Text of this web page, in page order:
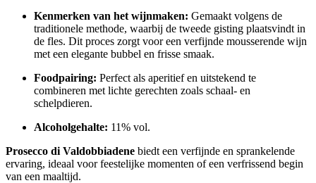
Kenmerken van het wijnmaken: Gemaakt volgens de
traditionele methode, waarbij de tweede gisting plaatsvindt in
de fles. Dit proces zorgt voor een verfijnde mousserende wijn
met een elegante bubbel en frisse smaak.
Foodpairing: Perfect als aperitief en uitstekend te
combineren met lichte gerechten zoals schaal- en
schelpdieren.
Alcoholgehalte: 11% vol.
Prosecco di Valdobbiadene biedt een verfijnde en sprankelende
ervaring, ideaal voor feestelijke momenten of een verfrissend begin
van een maaltijd.